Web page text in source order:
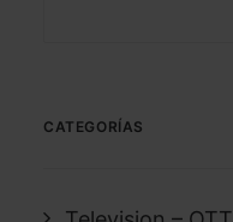
CATEGORÍAS